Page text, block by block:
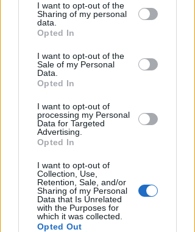
by third parties on the IAB’s list of
downstream participants.
by us to third parties on the IAB’s List of
Downstream Participants that may
further disclose it to other third parties.
I want to opt-out of the
Sharing of my personal
data.
Opted In
I want to opt-out of the
Sale of my Personal
Data.
Opted In
I want to opt-out of
processing my Personal
Data for Targeted
Advertising.
Opted In
I want to opt-out of
Collection, Use,
Retention, Sale, and/or
Sharing of my Personal
Data that Is Unrelated
with the Purposes for
which it was collected.
Opted Out
A CAVALLO DELLA MEZZANOTTE
Caos a Riccione: prima la rissa
poi l'assalto ai veicoli e le
testate al bus
Redazione